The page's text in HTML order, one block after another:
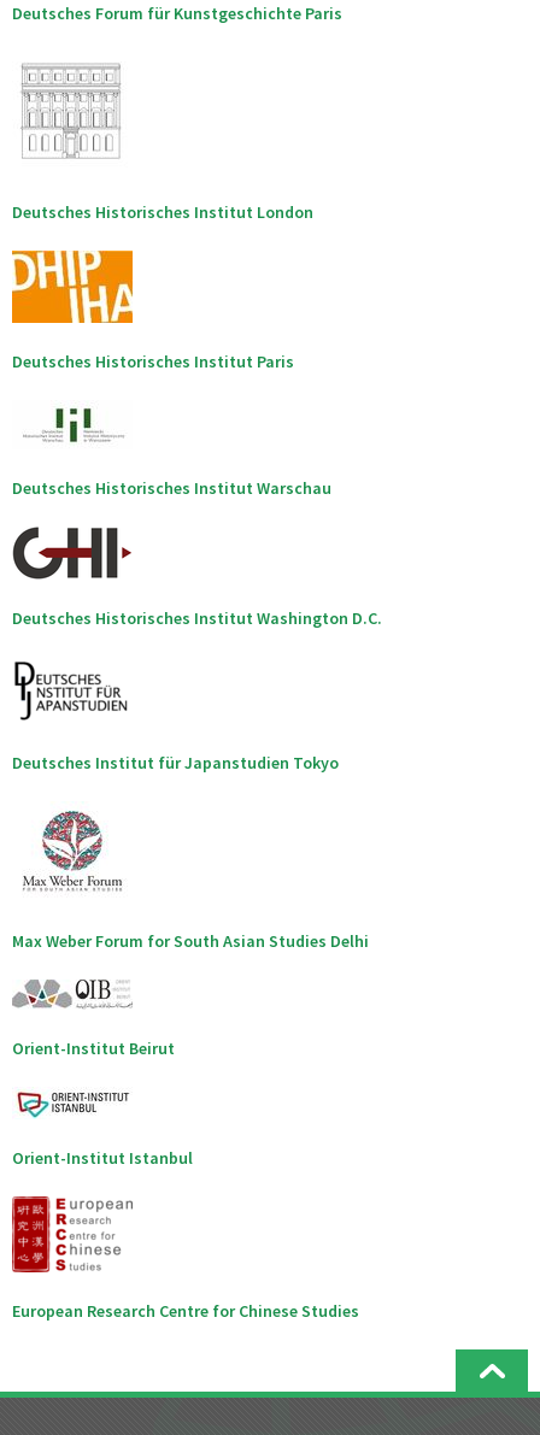
Deutsches Forum für Kunstgeschichte Paris
Deutsches Historisches Institut London
Deutsches Historisches Institut Paris
Deutsches Historisches Institut Warschau
Deutsches Historisches Institut Washington D.C.
Deutsches Institut für Japanstudien Tokyo
Max Weber Forum for South Asian Studies Delhi
Orient-Institut Beirut
Orient-Institut Istanbul
European Research Centre for Chinese Studies